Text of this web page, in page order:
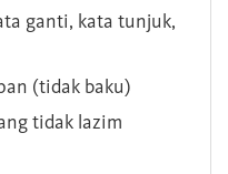
ganti, kata tunjuk,
(tidak baku)
tidak lazim